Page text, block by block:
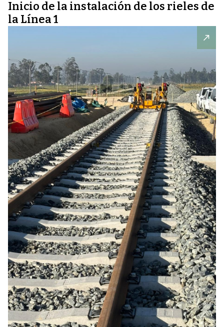
Inicio de la instalación de los rieles de
la Línea 1